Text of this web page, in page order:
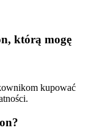
którą mogę
kupować